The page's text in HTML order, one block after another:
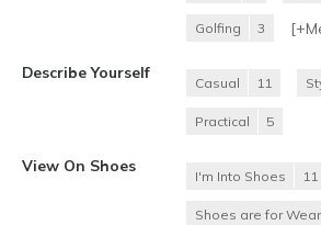
Golfing 3 [+
Describe Yourself
Casual 11
Practical 5
View On Shoes
I'm Into Shoes 11
Shoes are for